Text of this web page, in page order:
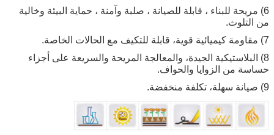
6) مريحة للبناء ، قابلة للصيانة ، صلبة وآمنة ، حماية البيئة وخالية
من التلوث.
7) مقاومة كيميائية قوية، قابلة للتكيف مع الحالات الخاصة.
8) البلاستيكية الجيدة، والمعالجة المريحة والسريعة على أجزاء
حساسة من الزوايا والحواف.
9) صيانة سهلة، تكلفة منخفضة.